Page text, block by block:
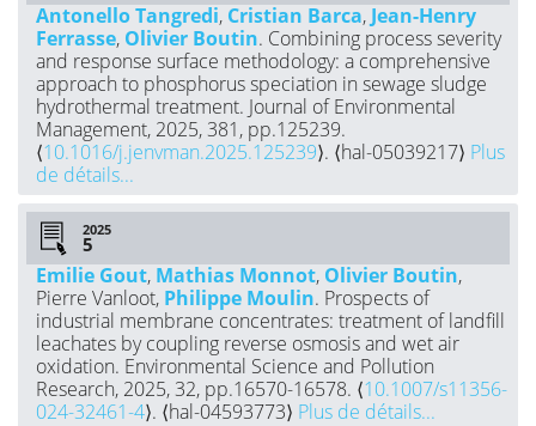
Antonello Tangredi, Cristian Barca, Jean-Henry
Ferrasse, Olivier Boutin. Combining process severity
and response surface methodology: a comprehensive
approach to phosphorus speciation in sewage sludge
hydrothermal treatment. Journal of Environmental
Management, 2025, 381, pp.125239.
⟨10.1016/j.jenvman.2025.125239⟩. ⟨hal-05039217⟩ Plus
de détails...
2025
Emilie Gout, Mathias Monnot, Olivier Boutin,
Pierre Vanloot, Philippe Moulin. Prospects of
industrial membrane concentrates: treatment of landfill
leachates by coupling reverse osmosis and wet air
oxidation. Environmental Science and Pollution
Research, 2025, 32, pp.16570-16578. ⟨10.1007/s11356-
024-32461-4⟩. ⟨hal-04593773⟩ Plus de détails...